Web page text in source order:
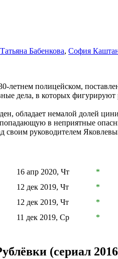
Татьяна Бабенкова, София
летнем полицейском,
дела, в которых
обладает немалой долей
в неприятные
своим руководителем
16 апр 2020, Чт
*
12 дек 2019, Чт
*
12 дек 2019, Чт
*
11 дек 2019, Ср
*
(сериал